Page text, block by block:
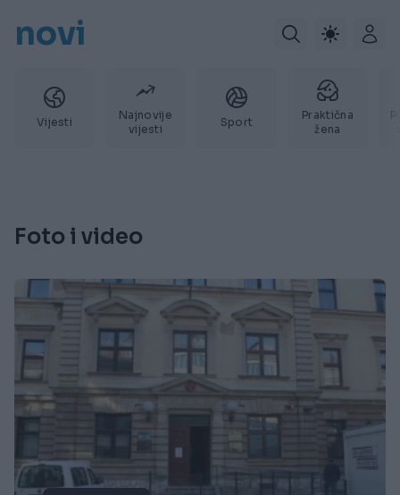
novi
Vijesti
Najnovije
vijesti
Sport
Praktična
žena
Foto i video